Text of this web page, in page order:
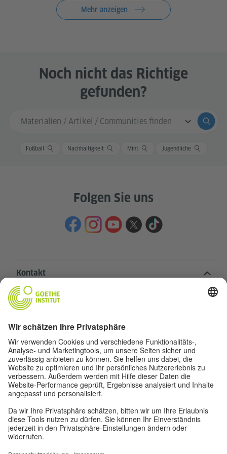
Mehr anzeigen
Noch nicht das Richtige
gefunden?
Sucheingabe
Fußball Nachhaltigkeit Mint Jugendliche
Folgen Sie uns
Kontakt
Goethe-Institut Zentrale
Oskar von Miller-Ring 18
80333 München
deutschstunde@goethe.de
Hilfreiche Links
Weitere Websites
Datenschutz und Barrierefreiheit